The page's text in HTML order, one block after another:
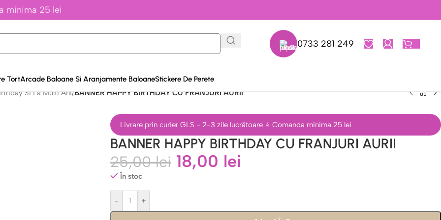
minima 25 lei
0733 281 249
TortArcade Baloane Si Aranjamente BaloaneStickere De Perete
Si La Multi Ani/BANNER HAPPY BIRTHDAY CU FRANJURI AURII
Livrare prin curier GLS - 2-3 zile lucrătoare ⭐ Comanda minima 25 lei
BANNER HAPPY BIRTHDAY CU FRANJURI AURII
25,00lei 18,00 lei
În stoc
- +